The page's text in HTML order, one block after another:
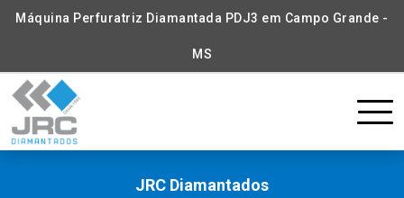
Máquina Perfuratriz Diamantada PDJ3 em Campo Grande -
MS
JRC Diamantados